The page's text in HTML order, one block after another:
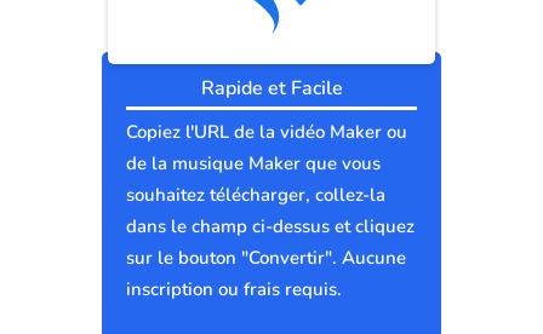
Rapide et Facile
Copiez l'URL de la vidéo Maker ou
de la musique Maker que vous
souhaitez télécharger, collez-la
dans le champ ci-dessus et cliquez
sur le bouton "Convertir". Aucune
inscription ou frais requis.